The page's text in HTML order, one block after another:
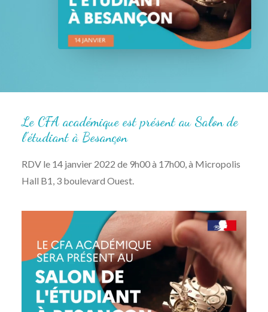
Le CFA académique est présent au Salon de
l'étudiant à Besançon
RDV le 14 janvier 2022 de 9h00 à 17h00, à Micropolis
Hall B1, 3 boulevard Ouest.